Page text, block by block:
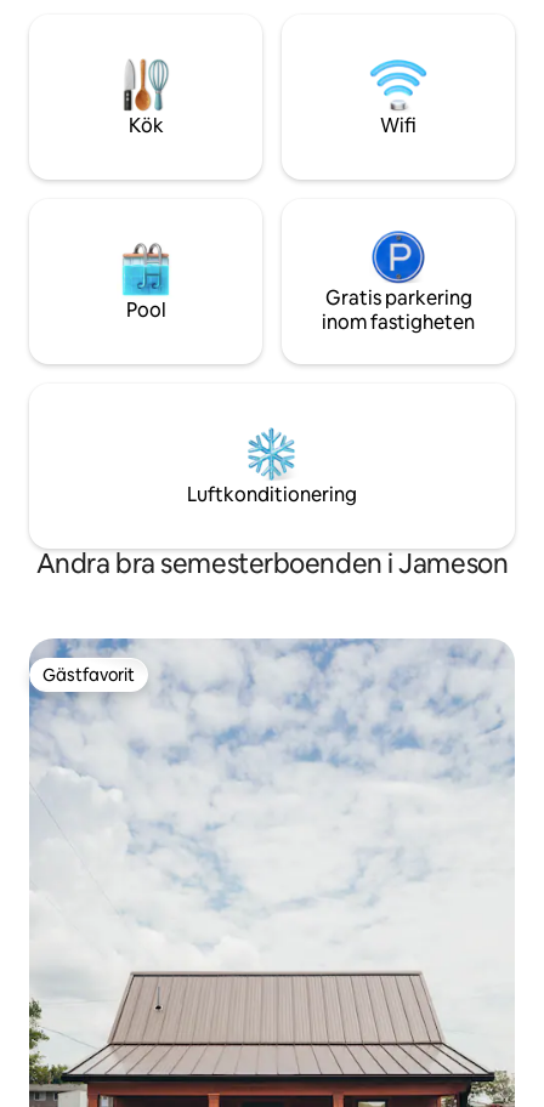
Fullt utrustat kök * TV och wifi Utomhus:
* Inkluderar främre och bakre däck *
Innehåller gasolgrill * Flera
parkeringsplatser
Hamilton,
platserna i Lake
för att tända
verandan medan
Kök Wifi
Pool
Gratis parkering
inom fastigheten
Luftkonditionering
Andra bra semesterboenden i Jameson
Gästfavorit
Gästfavorit